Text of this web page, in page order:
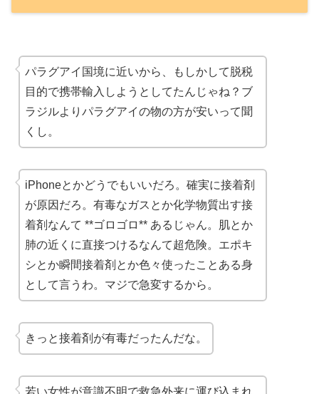
パラグアイ国境に近いから、もしかして脱税
目的で携帯輸入しようとしてたんじゃね？ブ
ラジルよりパラグアイの物の方が安いって聞
くし。
iPhoneとかどうでもいいだろ。確実に接着剤
が原因だろ。有毒なガスとか化学物質出す接
着剤なんて **ゴロゴロ** あるじゃん。肌とか
肺の近くに直接つけるなんて超危険。エポキ
シとか瞬間接着剤とか色々使ったことある身
として言うわ。マジで急変するから。
きっと接着剤が有毒だったんだな。
若い女性が意識不明で救急外来に運び込まれ